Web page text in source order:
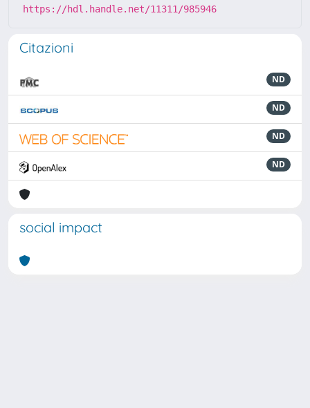
https://hdl.handle.net/11311/985946
Citazioni
ND
ND
ND
ND
social impact